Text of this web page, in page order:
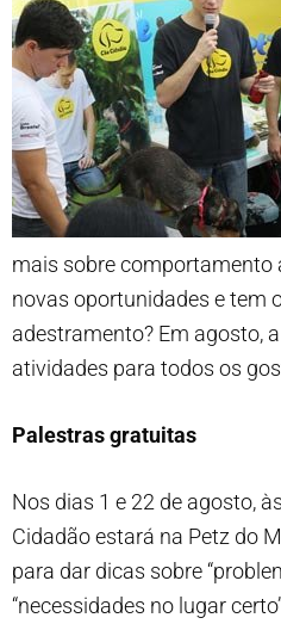
mais sobre comportamento
novas oportunidades e tem
adestramento? Em agosto,
atividades para todos os
Palestras gratuitas
Nos dias 1 e 22 de agosto,
Cidadão estará na Petz do
para dar dicas sobre
“necessidades no lugar